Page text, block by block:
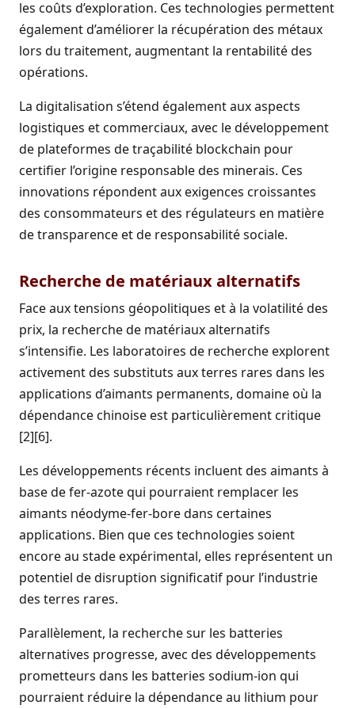
les coûts d’exploration. Ces technologies permettent
également d’améliorer la récupération des métaux
lors du traitement, augmentant la rentabilité des
opérations.
La digitalisation s’étend également aux aspects
logistiques et commerciaux, avec le développement
de plateformes de traçabilité blockchain pour
certifier l’origine responsable des minerais. Ces
innovations répondent aux exigences croissantes
des consommateurs et des régulateurs en matière
de transparence et de responsabilité sociale.
Recherche de matériaux alternatifs
Face aux tensions géopolitiques et à la volatilité des
prix, la recherche de matériaux alternatifs
s’intensifie. Les laboratoires de recherche explorent
activement des substituts aux terres rares dans les
applications d’aimants permanents, domaine où la
dépendance chinoise est particulièrement critique
[2][6].
Les développements récents incluent des aimants à
base de fer-azote qui pourraient remplacer les
aimants néodyme-fer-bore dans certaines
applications. Bien que ces technologies soient
encore au stade expérimental, elles représentent un
potentiel de disruption significatif pour l’industrie
des terres rares.
Parallèlement, la recherche sur les batteries
alternatives progresse, avec des développements
prometteurs dans les batteries sodium-ion qui
pourraient réduire la dépendance au lithium pour